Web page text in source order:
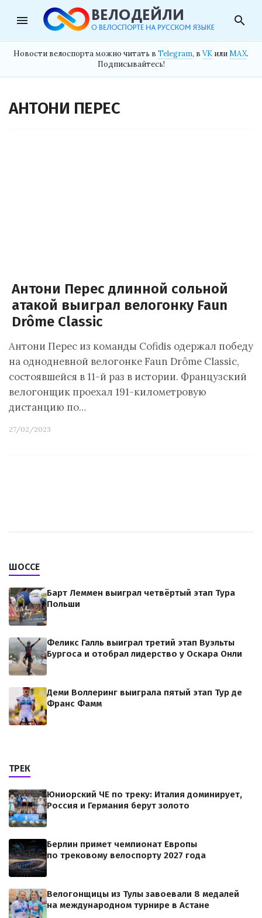
menu search
Новости велоспорта можно читать в Telegram, в VK илиMAX.
Подписывайтесь!
АНТОНИ ПЕРЕС
Антони Перес длинной сольной
атакой выиграл велогонку Faun
Drôme Classic
Антони Перес из команды Cofidis одержал победу
на однодневной велогонке Faun Drôme Classic,
состоявшейся в 11-й раз в истории. Французский
велогонщик проехал 191-километровую
дистанцию по…
27/02/2023
ШОССЕ
Барт Леммен выиграл четвёртый этап Тура
Польши
Феликс Галль выиграл третий этап Вуэльты
Бургоса и отобрал лидерство у Оскара Онли
Деми Воллеринг выиграла пятый этап Тур де
Франс Фамм
ТРЕК
Юниорский ЧЕ по треку: Италия доминирует,
Россия и Германия берут золото
Берлин примет чемпионат Европы
по трековому велоспорту 2027 года
Велогонщицы из Тулы завоевали 8 медалей
на международном турнире в Астане